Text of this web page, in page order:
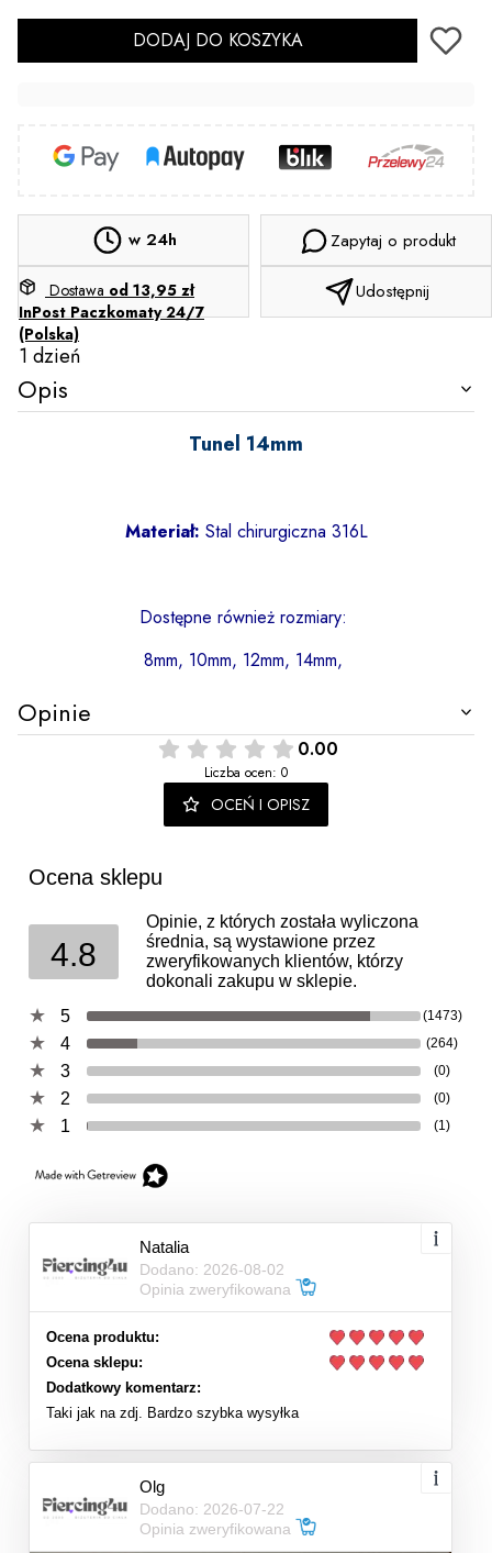
DODAJ DO KOSZYKA
w 24h
Dostawa od 13,95 zł
InPost Paczkomaty 24/7
(Polska)
1 dzień
Zapytaj o produkt
Udostępnij
Opis
Tunel 14mm
Materiał: Stal chirurgiczna 316L
Dostępne również rozmiary:
8mm, 10mm, 12mm, 14mm,
Opinie
0.00
Liczba ocen: 0
OCEŃ I OPISZ
Ocena sklepu
4.8
Opinie, z których została wyliczona
średnia, są wystawione przez
zweryfikowanych klientów, którzy
dokonali zakupu w sklepie.
5
(1473)
4 (264)
3 (0)
2 (0)
1 (1)
Natalia
Dodano: 2026-08-02
Opinia zweryfikowana
Ocena produktu:
Ocena sklepu:
Dodatkowy komentarz:
Taki jak na zdj. Bardzo szybka wysyłka
Olg
Dodano: 2026-07-22
Opinia zweryfikowana